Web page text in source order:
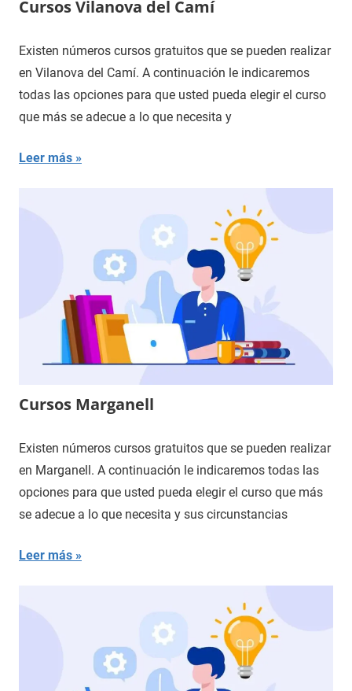
Cursos Vilanova del Camí
Existen números cursos gratuitos que se pueden realizar
en Vilanova del Camí. A continuación le indicaremos
todas las opciones para que usted pueda elegir el curso
que más se adecue a lo que necesita y
Leer más
Cursos Marganell
Existen números cursos gratuitos que se pueden realizar
en Marganell. A continuación le indicaremos todas las
opciones para que usted pueda elegir el curso que más
se adecue a lo que necesita y sus circunstancias
Leer más